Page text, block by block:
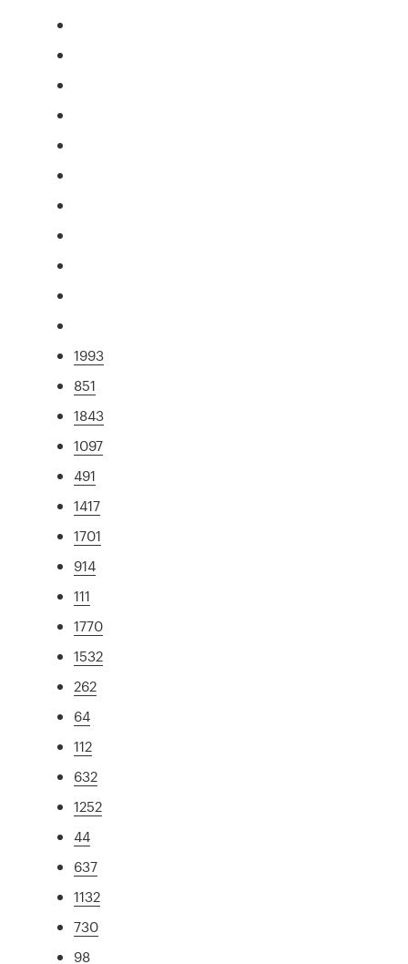
1993
851
1843
1097
491
1417
1701
914
111
1770
1532
262
64
112
632
1252
44
637
1132
730
98